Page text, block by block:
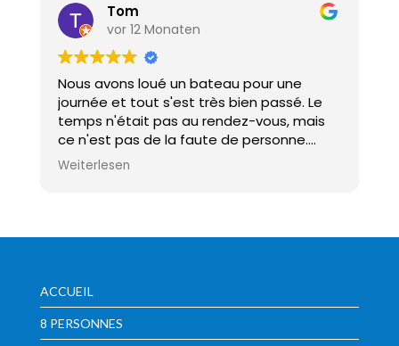
Tom
vor 12 Monaten
Nous avons loué un bateau pour une
journée et tout s'est très bien passé. Le
temps n'était pas au rendez-vous, mais
ce n'est pas de la faute de personne.
Nous réserverions à nouveau.
Weiterlesen
ACCUEIL
8 PERSONNES